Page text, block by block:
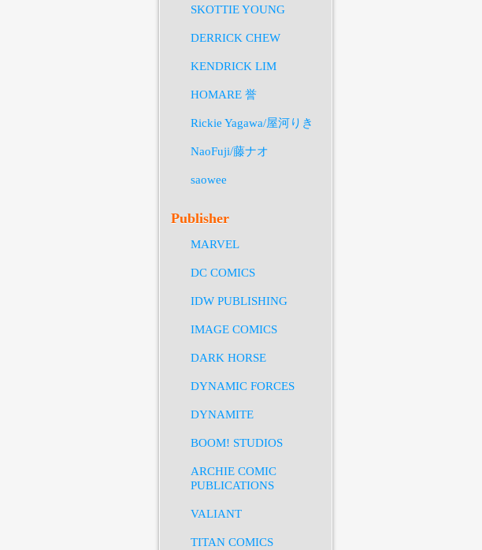
SKOTTIE YOUNG
DERRICK CHEW
KENDRICK LIM
HOMARE 誉
Rickie Yagawa/屋河りき
NaoFuji/藤ナオ
saowee
Publisher
MARVEL
DC COMICS
IDW PUBLISHING
IMAGE COMICS
DARK HORSE
DYNAMIC FORCES
DYNAMITE
BOOM! STUDIOS
ARCHIE COMIC
PUBLICATIONS
VALIANT
TITAN COMICS